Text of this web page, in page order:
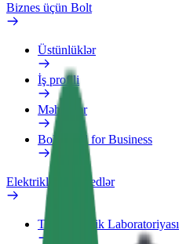
Biznes üçün Bolt
Üstünlüklər
İş profili
Məhsullar
Bolt Food for Business
Elektrikli velosipedlər
Təhlükəsizlik Laboratoriyası